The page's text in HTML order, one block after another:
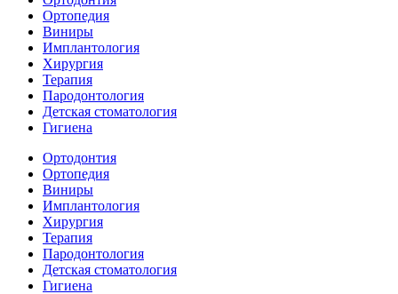
Ортопедия
Виниры
Имплантология
Хирургия
Терапия
Пародонтология
Детская стоматология
Гигиена
Ортодонтия
Ортопедия
Виниры
Имплантология
Хирургия
Терапия
Пародонтология
Детская стоматология
Гигиена